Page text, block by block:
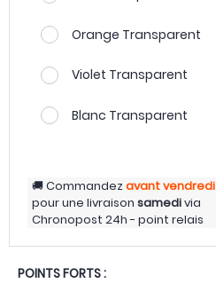
Orange Transparent
Violet Transparent
Blanc Transparent
Commandezavant vendredi
pour une livraison samedivia
Chronopost 24h - point relais
POINTS FORTS :